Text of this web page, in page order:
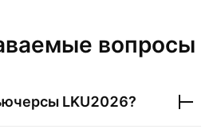
вопросы
LKU2026?